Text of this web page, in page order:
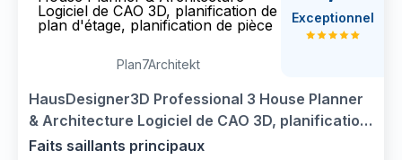
Logiciel de CAO 3D, planification de
plan d'étage, planification de pièce
Plan7Architekt
HausDesigner3D Professional 3 House Planner
& Architecture Logiciel de CAO 3D, planification
de plan d'étage, planification de pièce
Faits saillants principaux
Exceptionnel